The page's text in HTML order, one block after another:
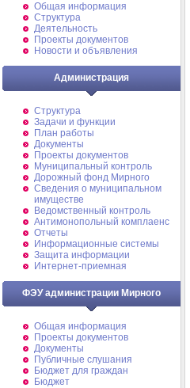
Общая информация
Структура
Деятельность
Проекты документов
Новости и объявления
Администрация
Структура
Задачи и функции
План работы
Документы
Проекты документов
Муниципальный контроль
Дорожный фонд Мирного
Cведения о муниципальном
имуществе
Ведомственный контроль
Антимонопольный комплаенс
Отчеты
Информационные системы
Защита информации
Интернет-приемная
ФЭУ администрации Мирного
Общая информация
Проекты документов
Документы
Публичные слушания
Бюджет для граждан
Бюджет